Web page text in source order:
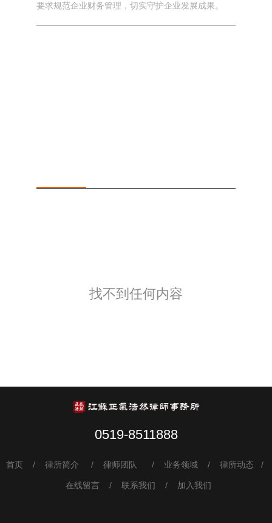
要求规范企业财务管理，切实守护企业发展成果。
找不到任何内容
0519-8511888
首页 / 律所简介 / 律师团队 / 业务领域 / 律所动态 /
在线留言 / 联系我们 / 加入我们